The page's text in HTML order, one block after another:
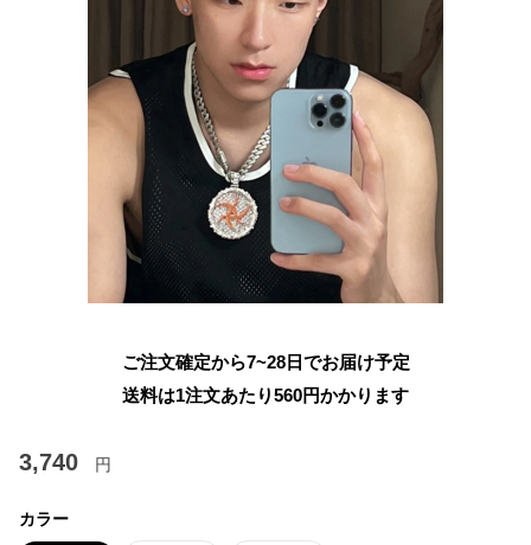
ご注文確定から7~28日でお届け予定
送料は1注文あたり560円かかります
3,740 円
カラー